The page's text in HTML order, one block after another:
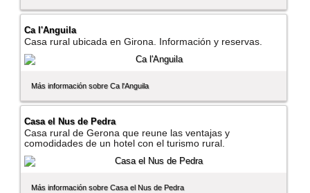
Ca l'Anguila
Casa rural ubicada en Girona. Información y reservas.
Más información sobre Ca l'Anguila
Casa el Nus de Pedra
Casa rural de Gerona que reune las ventajas y
comodidades de un hotel con el turismo rural.
Más información sobre Casa el Nus de Pedra